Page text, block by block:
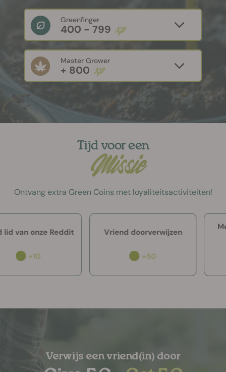
Greenfinger
400 - 799 xp
Master Grower
+ 800 xp
Tijd voor een
Missie
Ontvang extra Green Coins met loyaliteitsactiviteiten!
van onze Reddit
+10
Vriend doorverwijzen
+50
Verwijs een vriend(in) door